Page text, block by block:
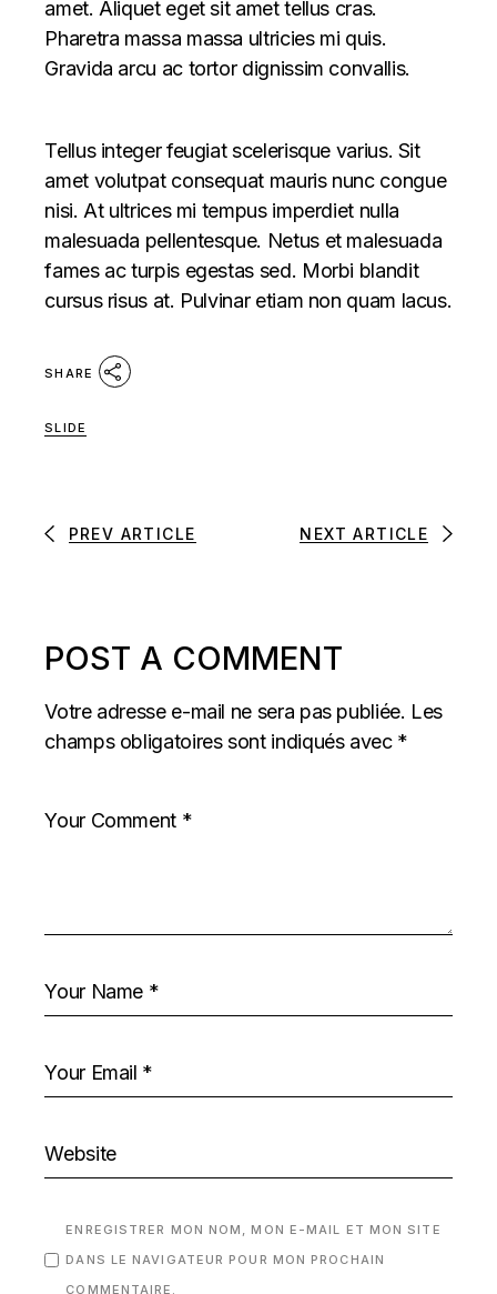
amet. Aliquet eget sit amet tellus cras.
Pharetra massa massa ultricies mi quis.
Gravida arcu ac tortor dignissim convallis.
Tellus integer feugiat scelerisque varius. Sit
amet volutpat consequat mauris nunc congue
nisi. At ultrices mi tempus imperdiet nulla
malesuada pellentesque. Netus et malesuada
fames ac turpis egestas sed. Morbi blandit
cursus risus at. Pulvinar etiam non quam lacus.
SHARE
SLIDE
PREV ARTICLE NEXT ARTICLE
POST A COMMENT
Votre adresse e-mail ne sera pas publiée. Les
champs obligatoires sont indiqués avec *
ENREGISTRER MON NOM, MON E-MAIL ET MON SITE
DANS LE NAVIGATEUR POUR MON PROCHAIN
COMMENTAIRE.